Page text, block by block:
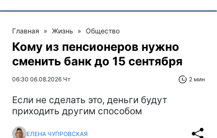
Главная » Жизнь » Общество
Кому из пенсионеров нужно
сменить банк до 15 сентября
06:30 06.08.2026 Чт 2 мин
Если не сделать это, деньги будут
приходить другим способом
ЕЛЕНА ЧУПРОВСКАЯ